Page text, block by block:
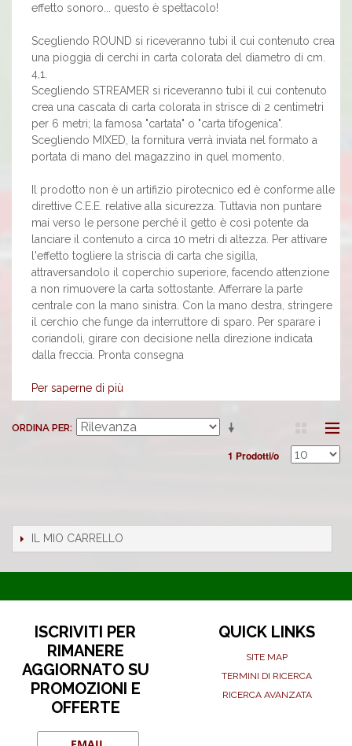
effetto sonoro... questo è spettacolo!
Scegliendo ROUND si riceveranno tubi il cui contenuto crea
una pioggia di cerchi in carta colorata del diametro di cm.
4,1.
Scegliendo STREAMER si riceveranno tubi il cui contenuto
crea una cascata di carta colorata in strisce di 2 centimetri
per 6 metri; la famosa "cartata" o "carta tifogenica".
Scegliendo MIXED, la fornitura verrà inviata nel formato a
portata di mano del magazzino in quel momento.
Il prodotto non è un artifizio pirotecnico ed è conforme alle
direttive C.E.E. relative alla sicurezza. Tuttavia non puntare
mai verso le persone perché il getto è così potente da
lanciare il contenuto a circa 10 metri di altezza. Per attivare
l'effetto togliere la striscia di carta che sigilla,
attraversandolo il coperchio superiore, facendo attenzione
a non rimuovere la carta sottostante. Afferrare la parte
centrale con la mano sinistra. Con la mano destra, stringere
il cerchio che funge da interruttore di sparo. Per sparare i
coriandoli, girare con decisione nella direzione indicata
dalla freccia. Pronta consegna
Per saperne di più
ORDINA PER
1 Prodotti/o
IL MIO CARRELLO
ISCRIVITI PER
RIMANERE
AGGIORNATO SU
PROMOZIONI E
OFFERTE
QUICK LINKS
SITE MAP
TERMINI DI RICERCA
RICERCA AVANZATA